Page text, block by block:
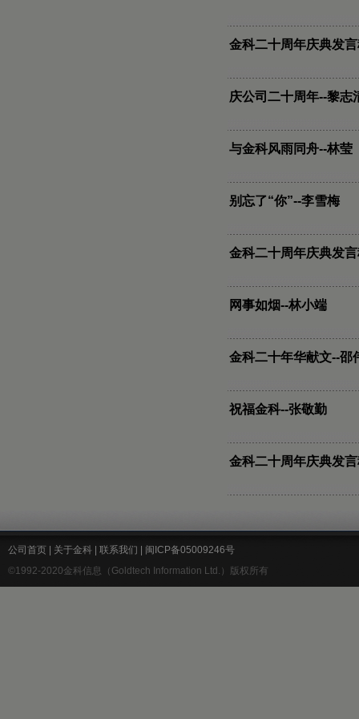
金科二十周年庆典发
庆公司二十周年--黎志
与金科风雨同舟--林莹
别忘了“你”--李雪梅
金科二十周年庆典发
网事如烟--林小端
金科二十年华献文--邵
祝福金科--张敬勤
金科二十周年庆典发
公司首页 关于金科 联系我们
闽ICP备05009246号
©1992-2020金科信息（Goldtech Information Ltd.）版权所有